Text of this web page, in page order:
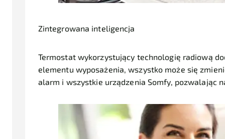
Zintegrowana inteligencja
Termostat wykorzystujący technologię radiową
elementu wyposażenia, wszystko może się
alarm i wszystkie urządzenia Somfy, pozwalając